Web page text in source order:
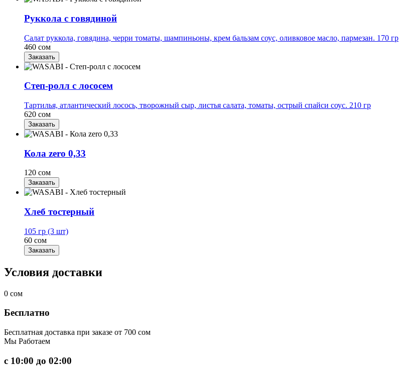
Руккола с говядиной
Салат руккола, говядина, черри томаты, шампиньоны, крем бальзам соус, оливковое масло, пармезан. 170 гр
460 сом
Заказать
Степ-ролл с лососем
Тартилья, атлантический лосось, творожный сыр, листья салата, томаты, острый спайси соус. 210 гр
620 сом
Заказать
Кола zero 0,33
120 сом
Заказать
Хлеб тостерный
105 гр (3 шт)
60 сом
Заказать
Условия доставки
0 сом
Бесплатно
Бесплатная доставка при заказе от 700 сом
Мы Работаем
с 10:00 до 02:00